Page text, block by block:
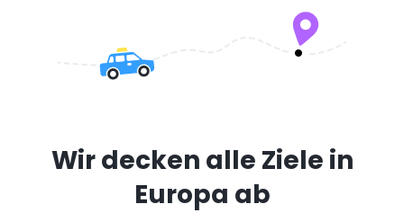
Wir decken alle Ziele in
Europa ab